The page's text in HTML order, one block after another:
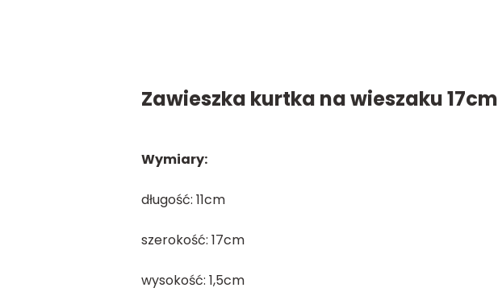
Zawieszka kurtka na wieszaku 17cm
Wymiary:
długość: 11cm
szerokość: 17cm
wysokość: 1,5cm